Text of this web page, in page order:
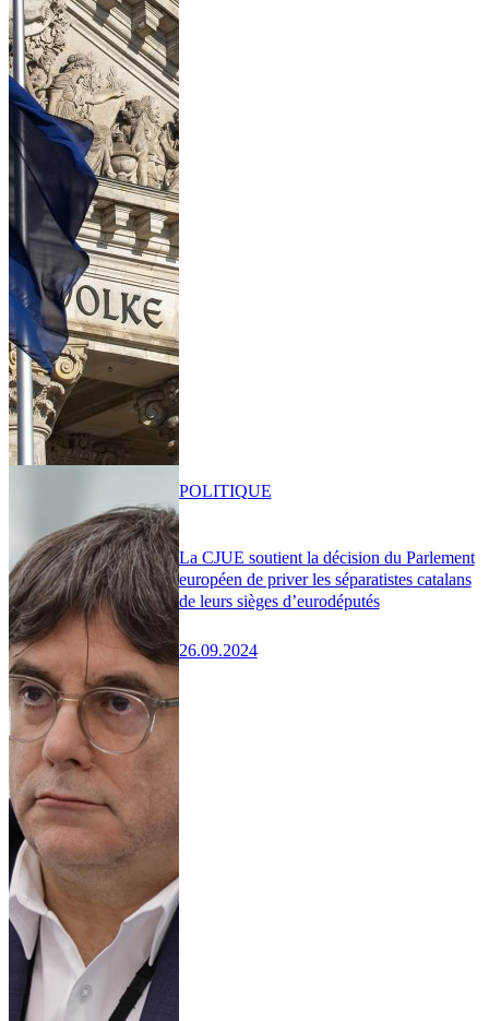
La CJUE soutient la décision du Parlement
européen de priver les séparatistes catalans
de leurs sièges d’eurodéputés
26.09.2024
POLITIQUE